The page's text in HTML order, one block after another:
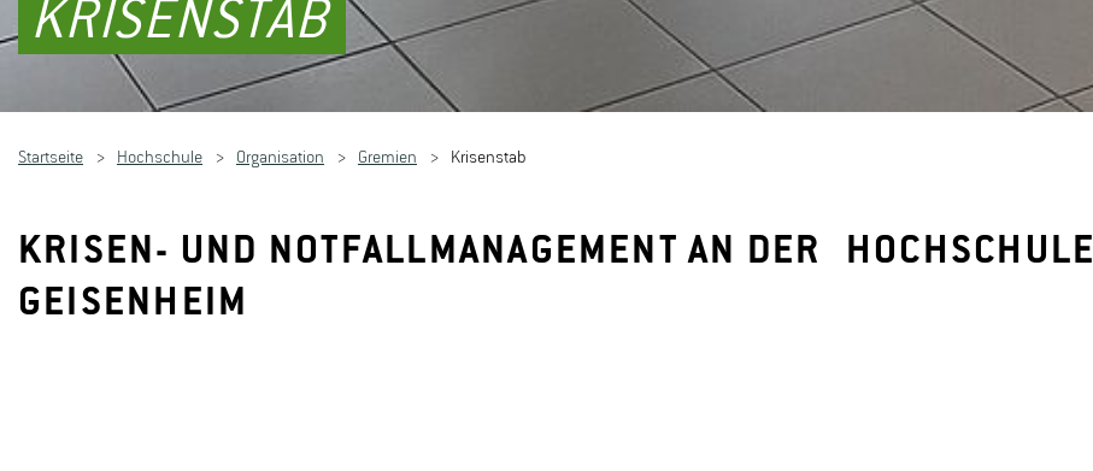
KRISENSTAB
Startseite Hochschule Organisation Gremien Krisenstab
KRISEN- UND NOTFALLMANAGEMENT AN DER HOCHSCHULE
GEISENHEIM